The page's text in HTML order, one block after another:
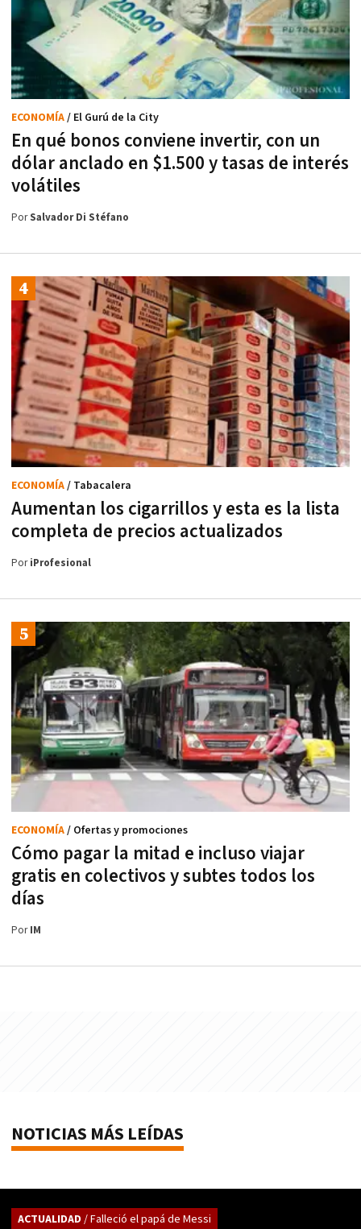
En qué bonos conviene invertir, con un
dólar anclado en $1.500 y tasas de interés
volátiles
ECONOMÍA/ El Gurú de la City
PorSalvador Di Stéfano
Aumentan los cigarrillos y esta es la lista
completa de precios actualizados
ECONOMÍA/ Tabacalera
PoriProfesional
Cómo pagar la mitad e incluso viajar
gratis en colectivos y subtes todos los
días
ECONOMÍA/ Ofertas y promociones
PorIM
NOTICIAS MÁS LEÍDAS
ACTUALIDAD / Falleció el papá de Messi